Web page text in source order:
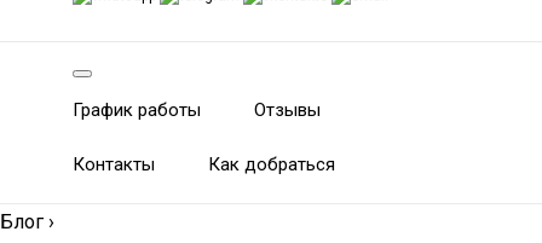
График работы Отзывы
Контакты Как добраться
Блог ›